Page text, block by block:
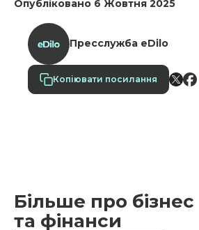
автоматичні фільтри виконують
перевірку, а людина-модератор
остаточне рішення щодо публікації.
Опубліковано 6 Жовтня 2025
Пресслужба eDilo
Копіювати посилання
Більше про бізнес
та фінанси